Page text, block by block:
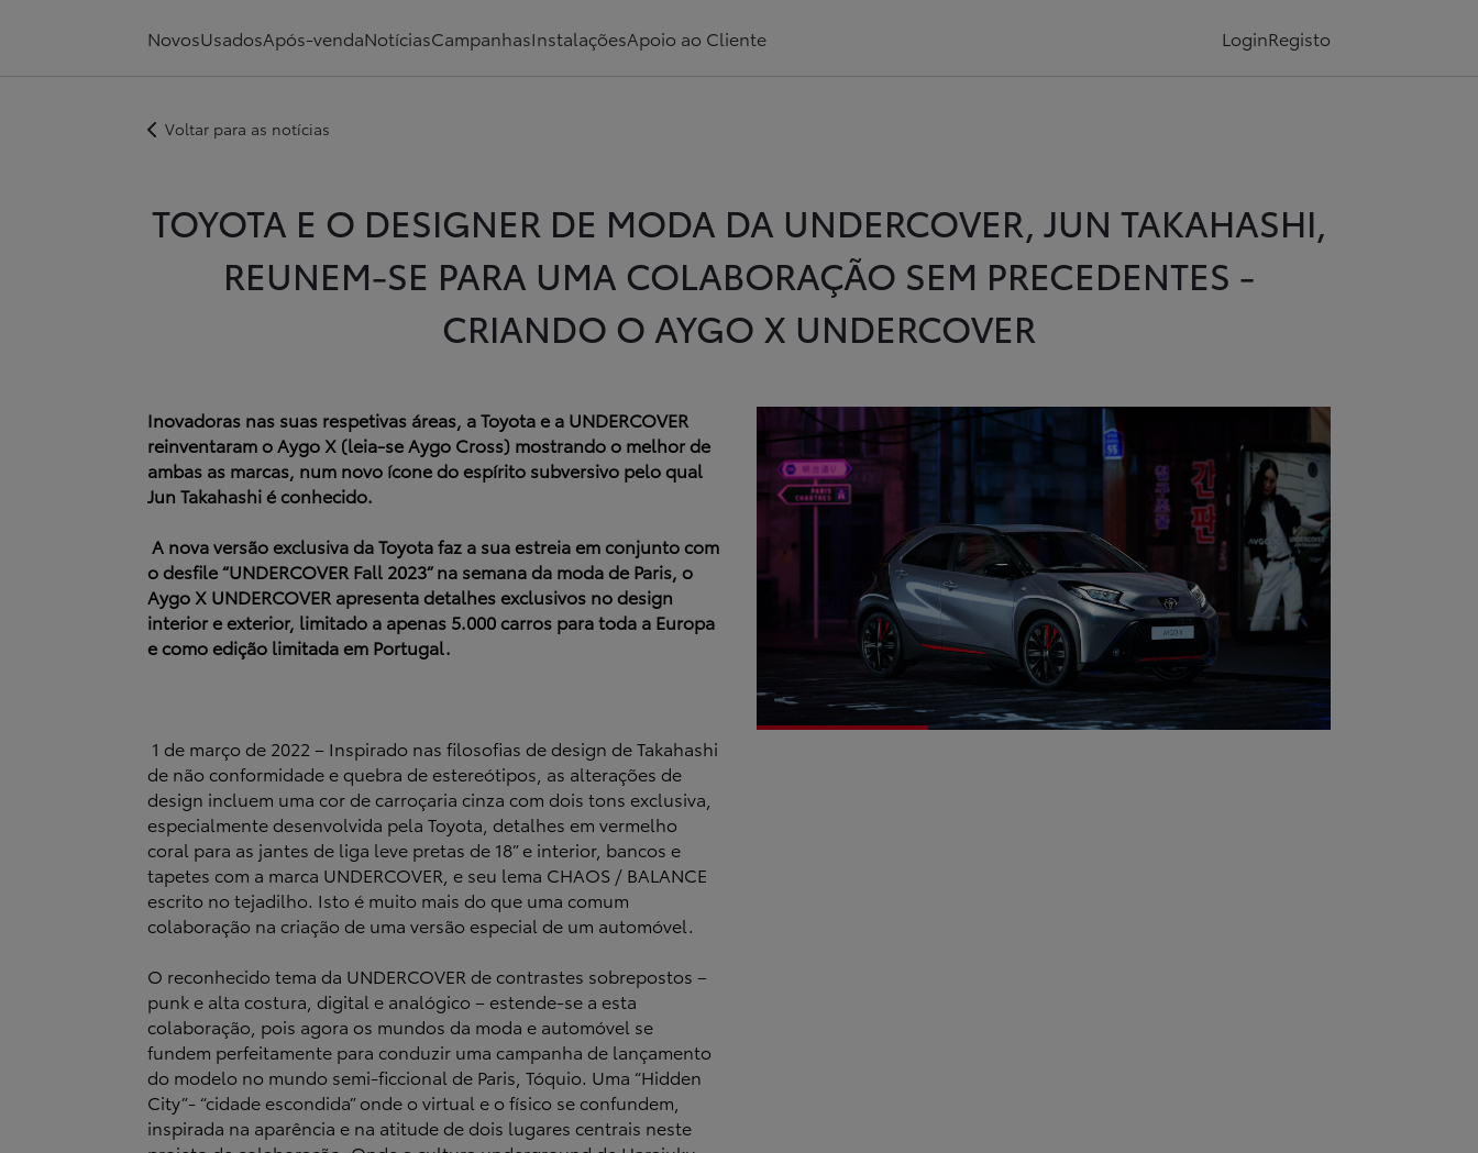
NovosUsadosApós-vendaNotíciasCampanhasInstalaçõesApoio ao Cliente LoginRegisto
Voltar para as notícias
TOYOTA E O DESIGNER DE MODA DA UNDERCOVER, JUN TAKAHASHI,
REUNEM-SE PARA UMA COLABORAÇÃO SEM PRECEDENTES -
CRIANDO O AYGO X UNDERCOVER
Inovadoras nas suas respetivas áreas, a Toyota e a UNDERCOVER
reinventaram o Aygo X (leia-se Aygo Cross) mostrando o melhor de
ambas as marcas, num novo ícone do espírito subversivo pelo qual
Jun Takahashi é conhecido.
A nova versão exclusiva da Toyota faz a sua estreia em conjunto com
o desfile “UNDERCOVER Fall 2023” na semana da moda de Paris, o
Aygo X UNDERCOVER apresenta detalhes exclusivos no design
interior e exterior, limitado a apenas 5.000 carros para toda a Europa
e como edição limitada em Portugal.
1 de março de 2022 – Inspirado nas filosofias de design de Takahashi
de não conformidade e quebra de estereótipos, as alterações de
design incluem uma cor de carroçaria cinza com dois tons exclusiva,
especialmente desenvolvida pela Toyota, detalhes em vermelho
coral para as jantes de liga leve pretas de 18” e interior, bancos e
tapetes com a marca UNDERCOVER, e seu lema CHAOS / BALANCE
escrito no tejadilho. Isto é muito mais do que uma comum
colaboração na criação de uma versão especial de um automóvel.
O reconhecido tema da UNDERCOVER de contrastes sobrepostos –
punk e alta costura, digital e analógico – estende-se a esta
colaboração, pois agora os mundos da moda e automóvel se
fundem perfeitamente para conduzir uma campanha de lançamento
do modelo no mundo semi-ficcional de Paris, Tóquio. Uma “Hidden
City”- “cidade escondida” onde o virtual e o físico se confundem,
inspirada na aparência e na atitude de dois lugares centrais neste